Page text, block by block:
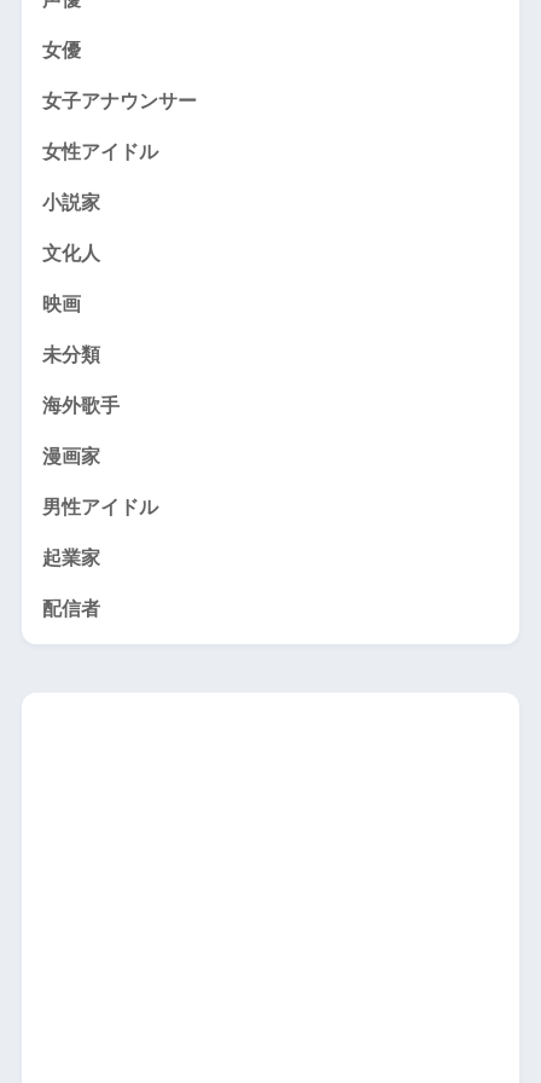
女優
女子アナウンサー
女性アイドル
小説家
文化人
映画
未分類
海外歌手
漫画家
男性アイドル
起業家
配信者